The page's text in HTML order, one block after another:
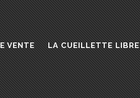
VENTE LA CUEILLETTE LIBRE